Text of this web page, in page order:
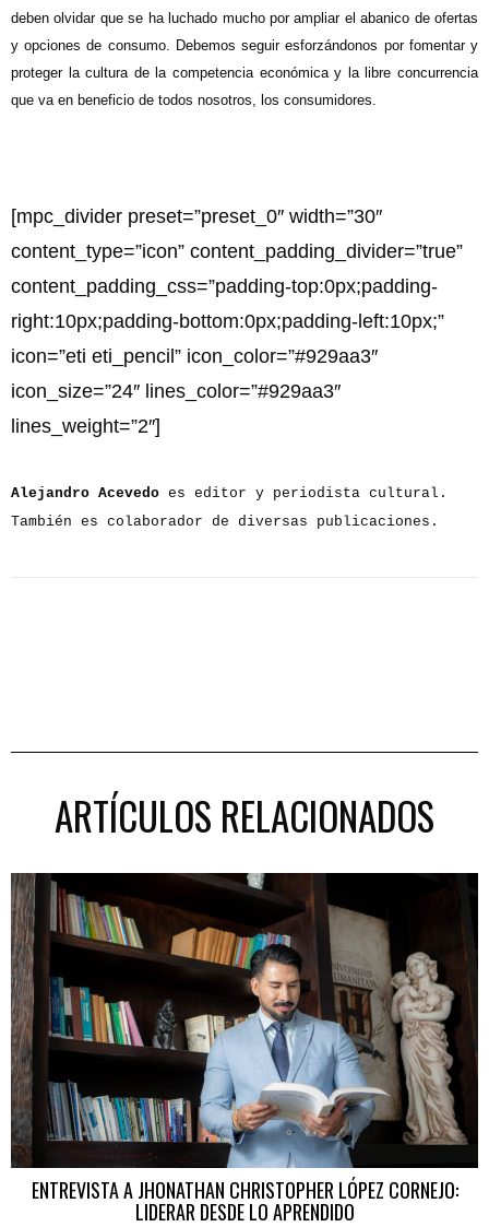
deben olvidar que se ha luchado mucho por ampliar el abanico de ofertas
y opciones de consumo. Debemos seguir esforzándonos por fomentar y
proteger la cultura de la competencia económica y la libre concurrencia
que va en beneficio de todos nosotros, los consumidores.
[mpc_divider preset=”preset_0″ width=”30″
content_type=”icon” content_padding_divider=”true”
content_padding_css=”padding-top:0px;padding-
right:10px;padding-bottom:0px;padding-left:10px;”
icon=”eti eti_pencil” icon_color=”#929aa3″
icon_size=”24″ lines_color=”#929aa3″
lines_weight=”2″]
Alejandro Acevedo es editor y periodista cultural.
También es colaborador de diversas publicaciones.
ARTÍCULOS RELACIONADOS
ENTREVISTA A JHONATHAN CHRISTOPHER LÓPEZ CORNEJO:
LIDERAR DESDE LO APRENDIDO